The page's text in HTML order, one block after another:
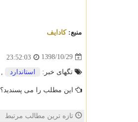
منبع:كادایف
1398/10/29
23:52:03
تگهای خبر: استاندارد ,
این مطلب را می پسندید؟
تازه ترین مطالب مرتبط